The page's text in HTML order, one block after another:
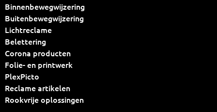
Binnenbewegwijzering
Buitenbewegwijzering
Lichtreclame
Belettering
Corona producten
Folie- en printwerk
PlexPicto
Reclame artikelen
Rookvrije oplossingen